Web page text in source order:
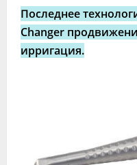
Последнее
Changer
ирригация.